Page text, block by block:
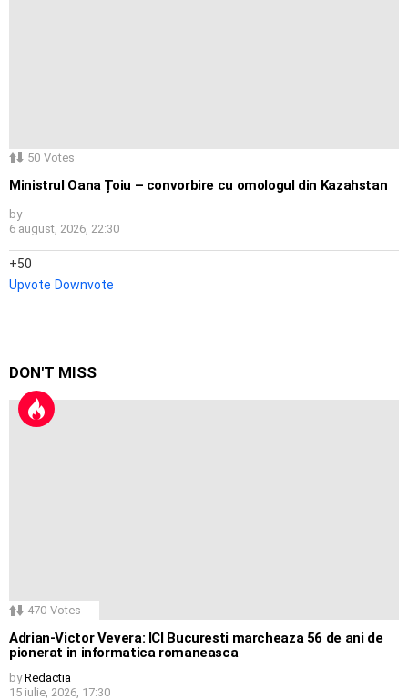
50 Votes
Ministrul Oana Țoiu – convorbire cu omologul din Kazahstan
by
6 august, 2026, 22:30
50
Upvote Downvote
DON'T MISS
470 Votes
Adrian-Victor Vevera: ICI Bucuresti marcheaza 56 de ani de
pionerat in informatica romaneasca
by Redactia
15 iulie, 2026, 17:30